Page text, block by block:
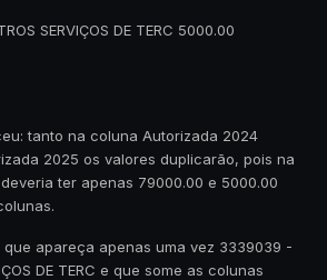
SERVIÇOS DE TERC 5000.00
tanto na coluna Autorizada 2024
2025 os valores duplicarão, pois na
ter apenas 79000.00 e 5000.00
que apareça apenas uma vez 3339039 -
DE TERC e que some as colunas